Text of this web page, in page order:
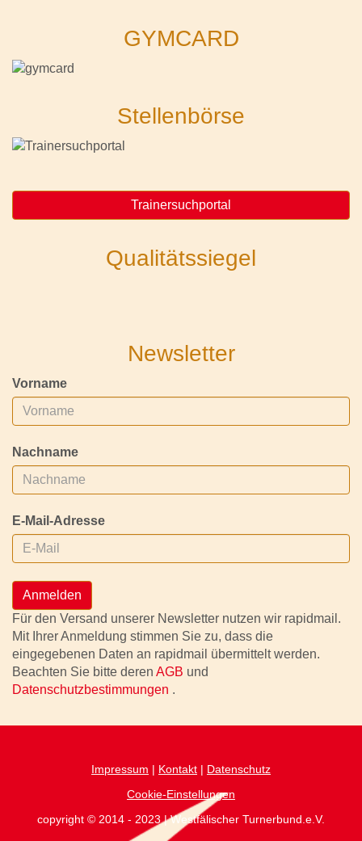
GYMCARD
Stellenbörse
Trainersuchportal
Qualitätssiegel
Newsletter
Vorname
Nachname
E-Mail-Adresse
Anmelden
Für den Versand unserer Newsletter nutzen wir rapidmail.
Mit Ihrer Anmeldung stimmen Sie zu, dass die
eingegebenen Daten an rapidmail übermittelt werden.
Beachten Sie bitte deren AGB und
Datenschutzbestimmungen .
Impressum | Kontakt | Datenschutz
Cookie-Einstellungen
copyright © 2014 - 2023 | Westfälischer Turnerbund.e.V.